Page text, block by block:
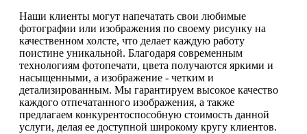
Наши клиенты могут напечатать свои любимые
фотографии или изображения по своему рисунку на
качественном холсте, что делает каждую работу
поистине уникальной. Благодаря современным
технологиям фотопечати, цвета получаются яркими и
насыщенными, а изображение - четким и
детализированным. Мы гарантируем высокое качество
каждого отпечатанного изображения, а также
предлагаем конкурентоспособную стоимость данной
услуги, делая ее доступной широкому кругу клиентов.